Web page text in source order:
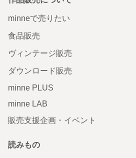
minneで売りたい
食品販売
ヴィンテージ販売
ダウンロード販売
minne PLUS
minne LAB
販売支援企画・イベント
読みもの